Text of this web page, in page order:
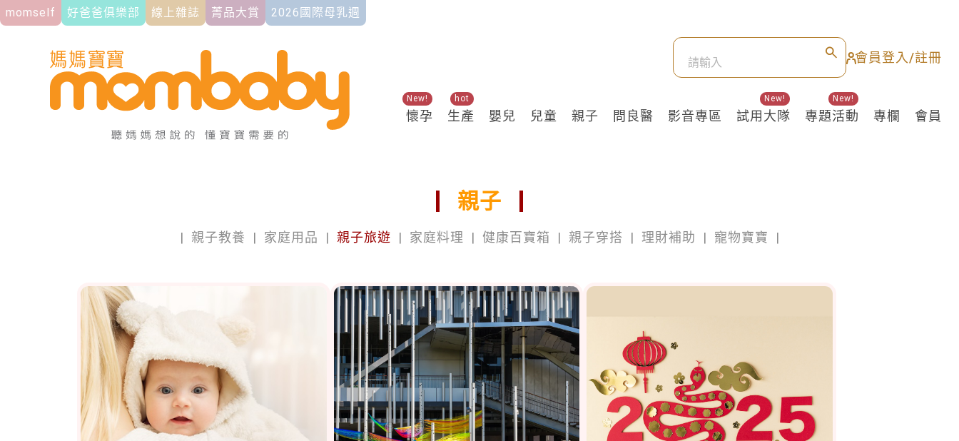
momself 好爸爸俱樂部 線上雜誌 菁品大賞 2026國際母乳週
會員登入/註冊
懷孕
New!
生產
hot
嬰兒 兒童 親子 問良醫 影音專區 試用大隊
New!
專題活動
New!
專欄 會員
親子
| 親子教養 | 家庭用品 | 親子旅遊 | 家庭料理 | 健康百寶箱 | 親子穿搭 | 理財補助 | 寵物寶寶 |